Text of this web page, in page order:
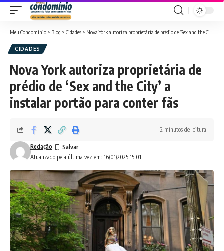
Meu Condomínio > Blog > Cidades > Nova York autoriza proprietária de prédio de ‘Sex and the City’ a instalar portão para conter fãs
CIDADES
Nova York autoriza proprietária de
prédio de ‘Sex and the City’ a
instalar portão para conter fãs
Atualizado pela última vez em: 16/01/2025 15:01
Redação
2 minutos de leitura